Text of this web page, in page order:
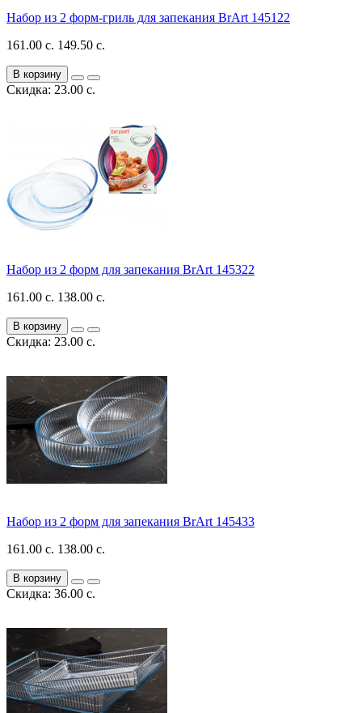
Набор из 2 форм-гриль для запекания BrArt 145122
161.00 с. 149.50 с.
В корзину
Скидка: 23.00 с.
Набор из 2 форм для запекания BrArt 145322
161.00 с. 138.00 с.
В корзину
Скидка: 23.00 с.
Набор из 2 форм для запекания BrArt 145433
161.00 с. 138.00 с.
В корзину
Скидка: 36.00 с.